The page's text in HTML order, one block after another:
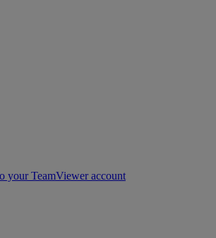
your TeamViewer account